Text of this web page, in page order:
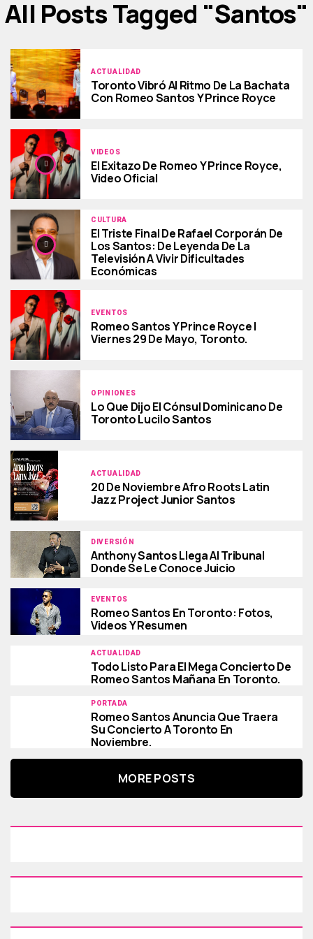
All Posts Tagged "santos"
ACTUALIDAD
Toronto Vibró Al Ritmo De La Bachata
Con Romeo Santos Y Prince Royce
VIDEOS
El Exitazo De Romeo Y Prince Royce,
Video Oficial
CULTURA
El Triste Final De Rafael Corporán De
Los Santos: De Leyenda De La
Televisión A Vivir Dificultades
Económicas
EVENTOS
Romeo Santos Y Prince Royce |
Viernes 29 De Mayo, Toronto.
OPINIONES
Lo Que Dijo El Cónsul Dominicano De
Toronto Lucilo Santos
ACTUALIDAD
20 De Noviembre Afro Roots Latin
Jazz Project Junior Santos
DIVERSIÓN
Anthony Santos Llega Al Tribunal
Donde Se Le Conoce Juicio
EVENTOS
Romeo Santos En Toronto: Fotos,
Videos Y Resumen
ACTUALIDAD
Todo Listo Para El Mega Concierto De
Romeo Santos Mañana En Toronto.
PORTADA
Romeo Santos Anuncia Que Traera
Su Concierto A Toronto En
Noviembre.
MORE POSTS